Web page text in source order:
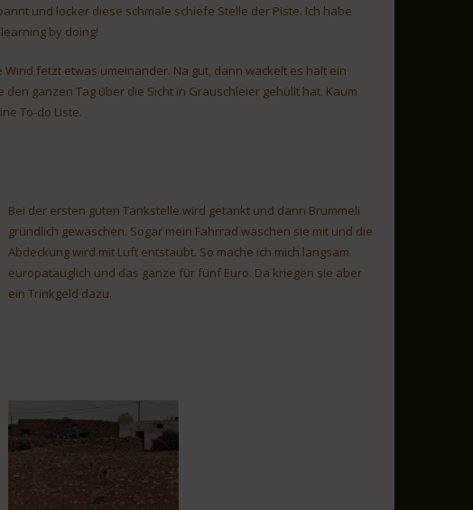
und locker diese schmale schiefe Stelle der Piste. Ich habe
by doing!
fetzt etwas umeinander. Na gut, dann wackelt es halt ein
ganzen Tag über die Sicht in Grauschleier gehüllt hat. Kaum
To-do Liste.
Bei der ersten guten Tankstelle wird getankt und dann Brummeli
gründlich gewaschen. Sogar mein Fahrrad waschen sie mit und die
Abdeckung wird mit Luft entstaubt. So mache ich mich langsam
europatauglich und das ganze für fünf Euro. Da kriegen sie aber
ein Trinkgeld dazu.